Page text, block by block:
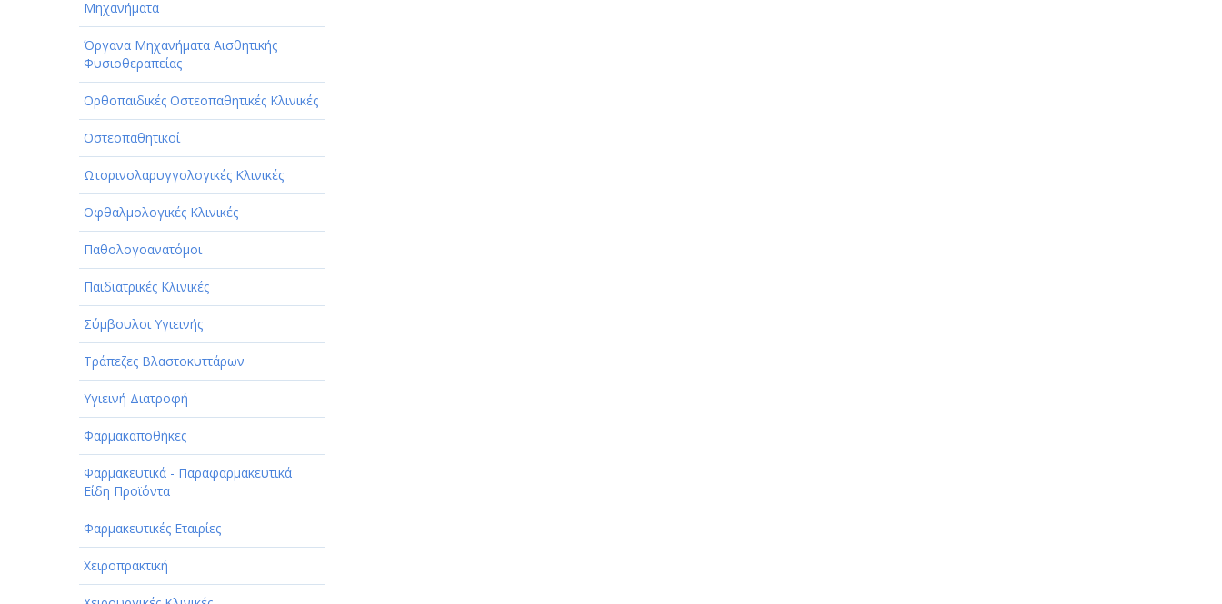
Μηχανήματα
Όργανα Μηχανήματα Αισθητικής
Φυσιοθεραπείας
Ορθοπαιδικές Οστεοπαθητικές Κλινικές
Οστεοπαθητικοί
Ωτορινολαρυγγολογικές Κλινικές
Οφθαλμολογικές Κλινικές
Παθολογοανατόμοι
Παιδιατρικές Κλινικές
Σύμβουλοι Υγιεινής
Τράπεζες Βλαστοκυττάρων
Υγιεινή Διατροφή
Φαρμακαποθήκες
Φαρμακευτικά - Παραφαρμακευτικά
Είδη Προϊόντα
Φαρμακευτικές Εταιρίες
Χειροπρακτική